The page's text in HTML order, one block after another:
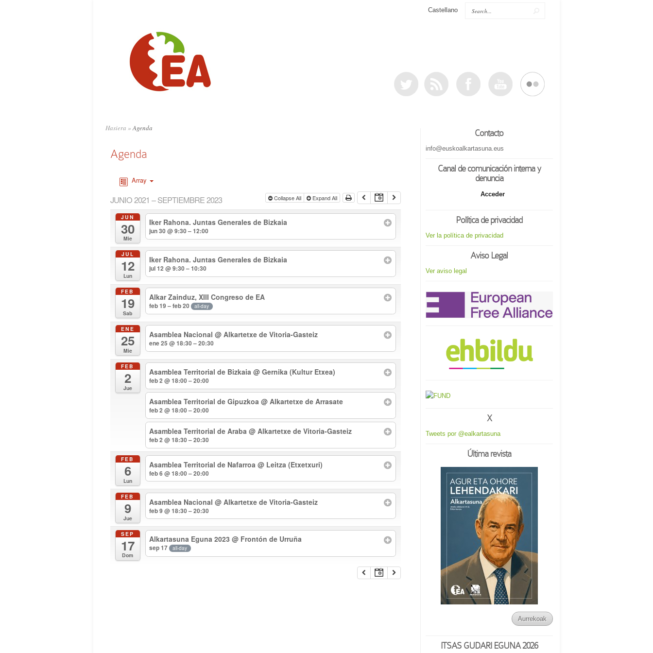
Castellano
Hasiera »Agenda
Agenda
Array
JUNIO 2021 – SEPTIEMBRE 2023 Collapse All Expand All
JUN
30
Mie
Iker Rahona. Juntas Generales de Bizkaia
jun 30 @ 9:30 – 12:00
JUL
12
Lun
Iker Rahona. Juntas Generales de Bizkaia
jul 12 @ 9:30 – 10:30
FEB
19
Sab
Alkar Zainduz, XIII Congreso de EA
feb 19 – feb 20 all-day
ENE
25
Mie
Asamblea Nacional@ Alkartetxe de Vitoria-Gasteiz
ene 25 @ 18:30 – 20:30
FEB
2
Jue
Asamblea Territorial de Bizkaia@ Gernika (Kultur Etxea)
feb 2 @ 18:00 – 20:00
Asamblea Territorial de Gipuzkoa@ Alkartetxe de Arrasate
feb 2 @ 18:00 – 20:00
Asamblea Territorial de Araba@ Alkartetxe de Vitoria-Gasteiz
feb 2 @ 18:30 – 20:30
FEB
6
Lun
Asamblea Territorial de Nafarroa@ Leitza (Etxetxuri)
feb 6 @ 18:00 – 20:00
FEB
9
Jue
Asamblea Nacional@ Alkartetxe de Vitoria-Gasteiz
feb 9 @ 18:30 – 20:30
SEP
17
Dom
Alkartasuna Eguna 2023@ Frontón de Urruña
sep 17 all-day
Contacto
info@euskoalkartasuna.eus
Canal de comunicación interna y
denuncia
Acceder
Política de privacidad
Ver la política de privacidad
Aviso Legal
Ver aviso legal
X
Tweets por @ealkartasuna
Última revista
Aurrekoak
ITSAS GUDARI EGUNA 2026